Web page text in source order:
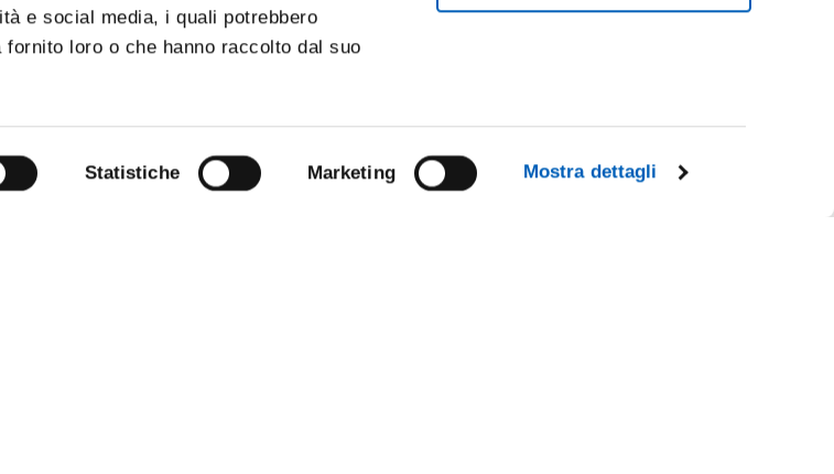
e social media, i quali potrebbero
loro o che hanno raccolto dal suo
Statistiche Marketing Mostra dettagli